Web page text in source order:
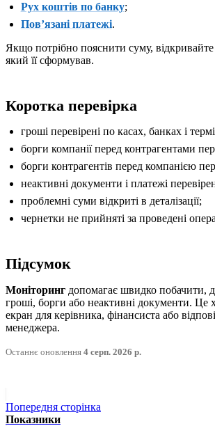
Рух коштів по банку;
Повʼязані платежі.
Якщо потрібно пояснити суму, відкривайте
який її сформував.
Коротка перевірка
гроші перевірені по касах, банках і
борги компанії перед контрагентами
борги контрагентів перед компанією
неактивні документи і платежі
проблемні суми відкриті в деталізації;
чернетки не прийняті за проведені
Підсумок
Моніторинг допомагає швидко побачити,
гроші, борги або неактивні документи.
екран для керівника, фінансиста або
менеджера.
Останнє оновлення 4 серп. 2026 р.
Попередня сторінка
Показники